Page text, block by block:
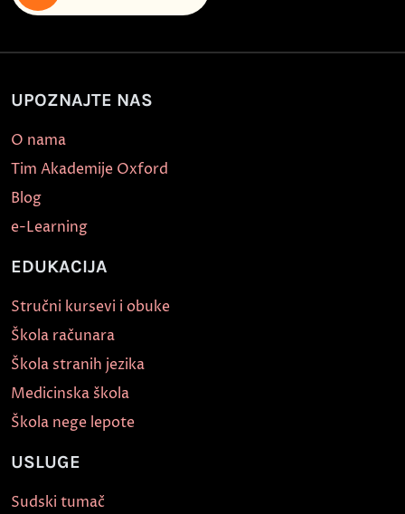
UPOZNAJTE NAS
O nama
Tim Akademije Oxford
Blog
e-Learning
EDUKACIJA
Stručni kursevi i obuke
Škola računara
Škola stranih jezika
Medicinska škola
Škola nege lepote
USLUGE
Sudski tumač